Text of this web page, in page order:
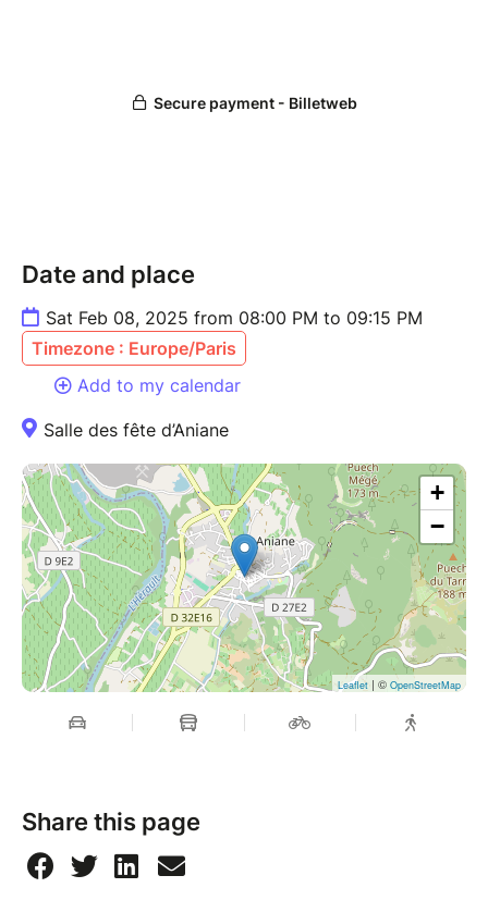
Date and place
Sat Feb 08, 2025 from 08:00 PM to 09:15 PM
Timezone : Europe/Paris
Add to my calendar
Salle des fête d’Aniane
+
−
Leaflet | © OpenStreetMap
Share this page